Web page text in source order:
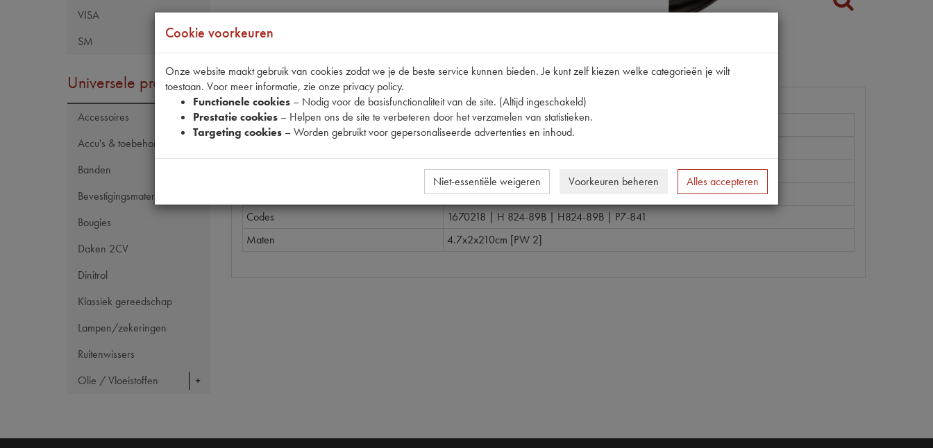
VISA
SM
Universele producten
Accessoires
Accu's & toebehoren
Banden
Bevestigingsmateriaal
Bougies
Daken 2CV
Dinitrol
Klassiek gereedschap
Lampen/zekeringen
Ruitenwissers
Olie / Vloeistoffen
Specificaties Omschrijving
Eigenschappen
0
H82489B
Codes
1670218 | H 824-89B | H824-89B | P7-841
Maten
4.7x2x210cm [PW 2]
Cookie voorkeuren
Onze website maakt gebruik van cookies zodat we je de beste service kunnen bieden. Je kunt zelf kiezen welke categorieën je wilt
toestaan. Voor meer informatie, zie onze privacy policy.
Functionele cookies – Nodig voor de basisfunctionaliteit van de site. (Altijd ingeschakeld)
Prestatie cookies – Helpen ons de site te verbeteren door het verzamelen van statistieken.
Targeting cookies – Worden gebruikt voor gepersonaliseerde advertenties en inhoud.
Niet-essentiële weigeren Voorkeuren beheren Alles accepteren